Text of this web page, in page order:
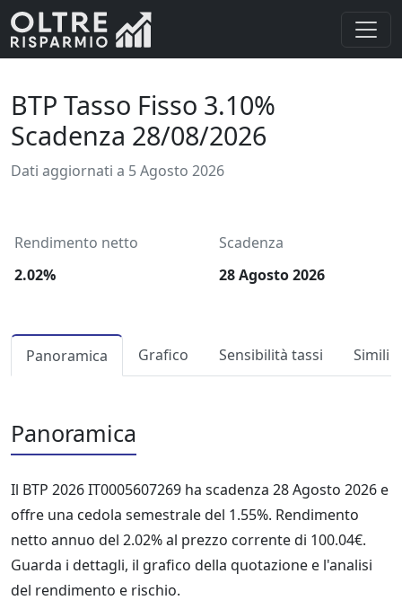
BTP Tasso Fisso 3.10%
Scadenza 28/08/2026
Dati aggiornati a 5 Agosto 2026
Rendimento netto
Scadenza
2.02%
28 Agosto 2026
Panoramica Grafico Sensibilità tassi Simili
Panoramica
Il BTP 2026 IT0005607269 ha scadenza 28 Agosto 2026 e
offre una cedola semestrale del 1.55%. Rendimento
netto annuo del 2.02% al prezzo corrente di 100.04€.
Guarda i dettagli, il grafico della quotazione e l'analisi
del rendimento e rischio.